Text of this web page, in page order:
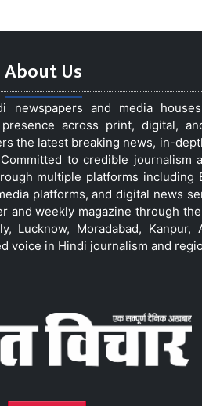
About Us
and media
across print, digital,
the latest breaking news, in-
to credible journalism
multiple platforms including
platforms, and digital news
and weekly magazine through
Moradabad, Kanpur,
voice in Hindi journalism and